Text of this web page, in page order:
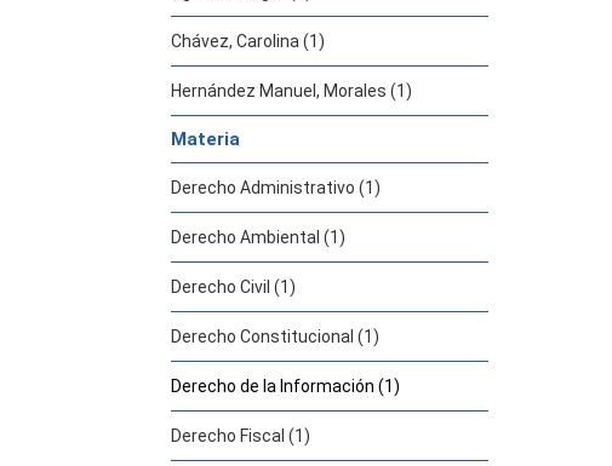
Chávez, Carolina (1)
Hernández Manuel, Morales (1)
Materia
Derecho Administrativo (1)
Derecho Ambiental (1)
Derecho Civil (1)
Derecho Constitucional (1)
Derecho de la Información (1)
Derecho Fiscal (1)